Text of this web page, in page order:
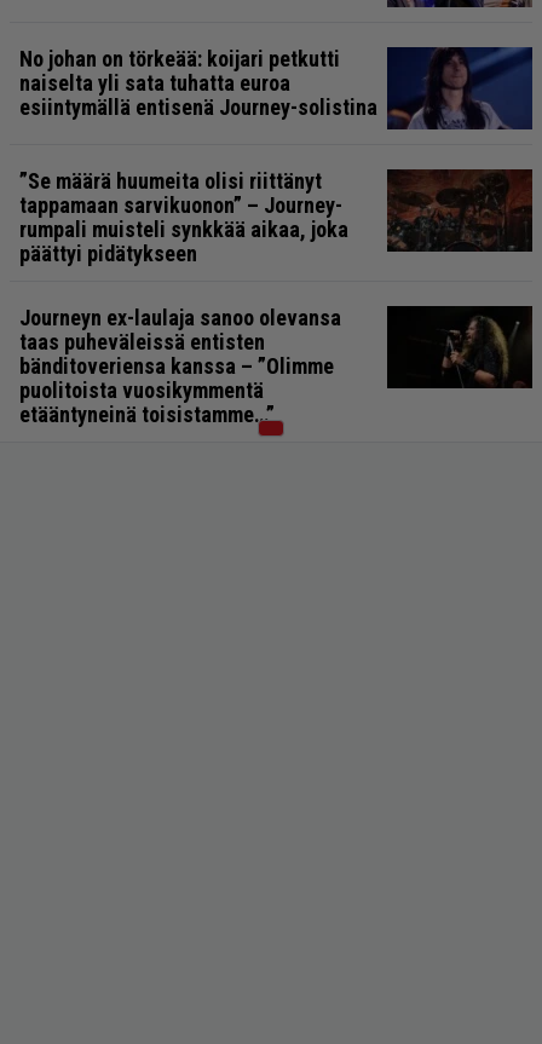
No johan on törkeää: koijari petkutti
naiselta yli sata tuhatta euroa
esiintymällä entisenä Journey-solistina
”Se määrä huumeita olisi riittänyt
tappamaan sarvikuonon” – Journey-
rumpali muisteli synkkää aikaa, joka
päättyi pidätykseen
Journeyn ex-laulaja sanoo olevansa
taas puheväleissä entisten
bänditoveriensa kanssa – ”Olimme
puolitoista vuosikymmentä
etääntyneinä toisistamme…”